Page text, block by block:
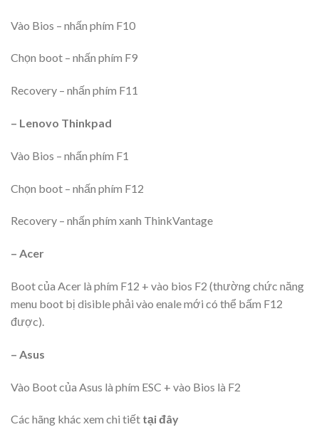
Vào Bios – nhấn phím F10
Chọn boot – nhấn phím F9
Recovery – nhấn phím F11
– Lenovo Thinkpad
Vào Bios – nhấn phím F1
Chọn boot – nhấn phím F12
Recovery – nhấn phím xanh ThinkVantage
– Acer
Boot của Acer là phím F12 + vào bios F2 (thường chức năng
menu boot bị disible phải vào enale mới có thể bấm F12
được).
– Asus
Vào Boot của Asus là phím ESC + vào Bios là F2
Các hãng khác xem chi tiết tại đây